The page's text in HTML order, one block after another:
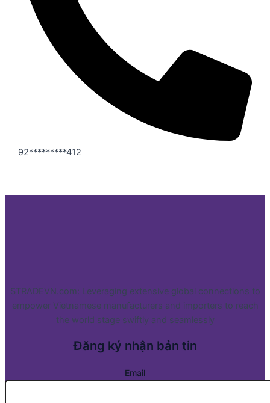
92*********412
STRADEVN.com: Leveraging extensive global connections to
empower Vietnamese manufacturers and importers to reach
the world stage swiftly and seamlessly
Đăng ký nhận bản tin
Email